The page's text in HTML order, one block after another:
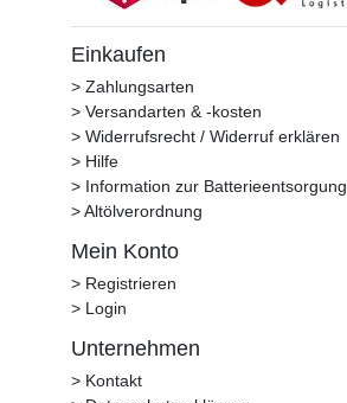
Einkaufen
> Zahlungsarten
> Versandarten & -kosten
> Widerrufsrecht / Widerruf erklären
> Hilfe
> Information zur Batterieentsorgung
> Altölverordnung
Mein Konto
> Registrieren
> Login
Unternehmen
> Kontakt